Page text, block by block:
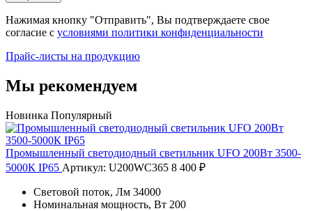
Нажимая кнопку "Отправить", Вы подтверждаете свое
согласие с условиями политики конфиденциальности
Прайс-листы на продукцию
Мы рекомендуем
Новинка Популярный
Промышленный светодиодный светильник UFO 200Вт 3500-
5000К IP65 Артикул: U200WC365 8 400 ₽
Световой поток, Лм 34000
Номинальная мощность, Вт 200